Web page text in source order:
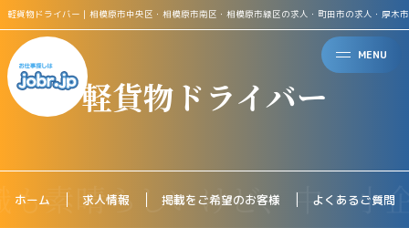
MENU
軽貨物ドライバー｜相模原市中央区・相模原市南区・相模原市緑区の求人・町田市の求人・厚木
軽貨物ドライバー
ホーム 求人情報 掲載をご希望のお客様 よくあるご質問